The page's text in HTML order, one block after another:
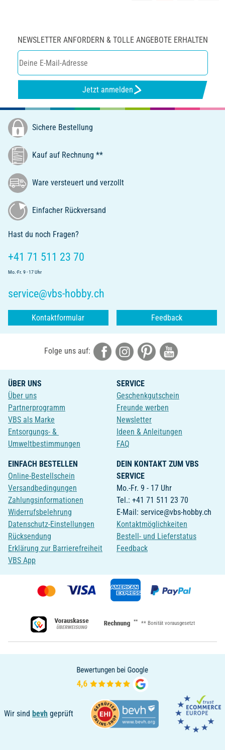
NEWSLETTER ANFORDERN & TOLLE ANGEBOTE ERHALTEN
Jetzt anmelden
Sichere Bestellung
Kauf auf Rechnung **
Ware versteuert und verzollt
Einfacher Rückversand
Hast du noch Fragen?
+41 71 511 23 70
Mo.-Fr. 9 - 17 Uhr
service@vbs-hobby.ch
Kontaktformular Feedback
Folge uns auf:
ÜBER UNS
Über uns
Partnerprogramm
VBS als Marke
Entsorgungs- &
Umweltbestimmungen
SERVICE
Geschenkgutschein
Freunde werben
Newsletter
Ideen & Anleitungen
FAQ
EINFACH BESTELLEN
Online-Bestellschein
Versandbedingungen
Zahlungsinformationen
Widerrufsbelehrung
Datenschutz-Einstellungen
Rücksendung
Erklärung zur Barrierefreiheit
VBS App
DEIN KONTAKT ZUM VBS
SERVICE
Mo.-Fr. 9 - 17 Uhr
Tel.: +41 71 511 23 70
E-Mail: service@vbs-hobby.ch
Kontaktmöglichkeiten
Bestell- und Lieferstatus
Feedback
** ** Bonität vorausgesetzt
Wir sind bevh geprüft